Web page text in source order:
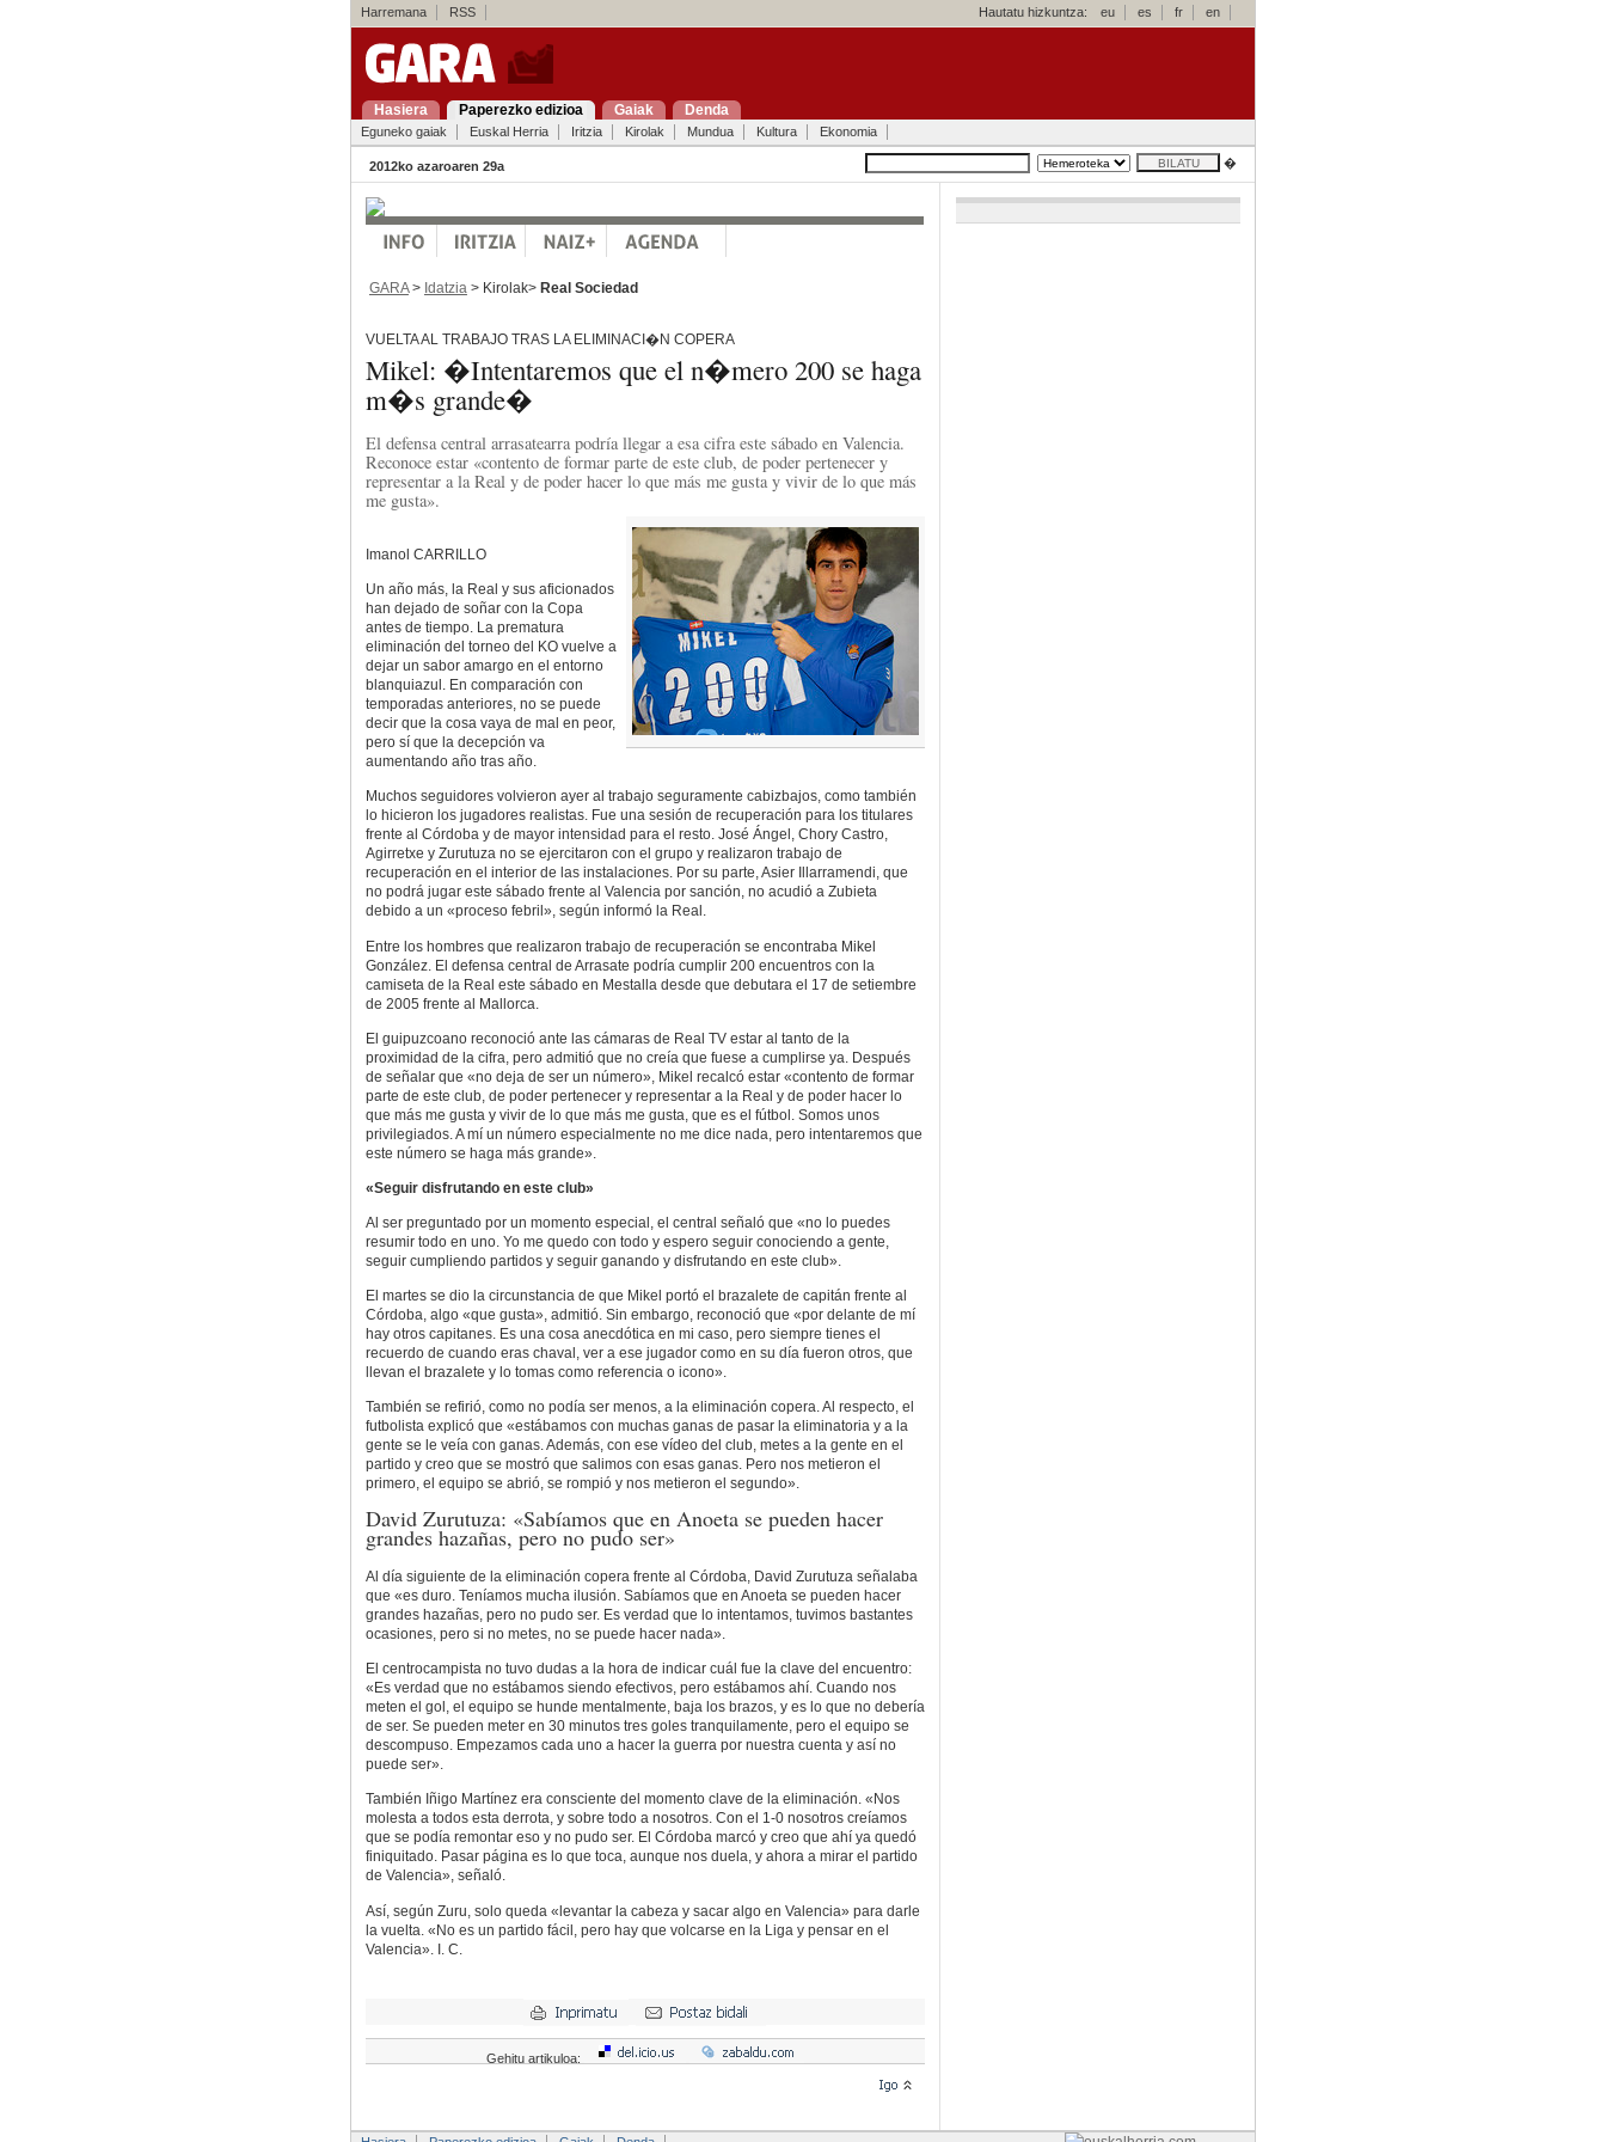
Harremana RSS Hautatu hizkuntza: eu es fr en
Hasiera Paperezko edizioa Gaiak Denda
Eguneko gaiak Euskal Herria Iritzia Kirolak Mundua Kultura Ekonomia
2012ko azaroaren 29a �
GARA> Idatzia > Kirolak> Real Sociedad
VUELTA AL TRABAJO TRAS LA ELIMINACI�N COPERA
Mikel: �Intentaremos que el n�mero 200 se haga
m�s grande�
El defensa central arrasatearra podría llegar a esa cifra este sábado en Valencia.
Reconoce estar «contento de formar parte de este club, de poder pertenecer y
representar a la Real y de poder hacer lo que más me gusta y vivir de lo que más
me gusta».
Imanol CARRILLO
Un año más, la Real y sus aficionados
han dejado de soñar con la Copa
antes de tiempo. La prematura
eliminación del torneo del KO vuelve a
dejar un sabor amargo en el entorno
blanquiazul. En comparación con
temporadas anteriores, no se puede
decir que la cosa vaya de mal en peor,
pero sí que la decepción va
aumentando año tras año.
Muchos seguidores volvieron ayer al trabajo seguramente cabizbajos, como también
lo hicieron los jugadores realistas. Fue una sesión de recuperación para los titulares
frente al Córdoba y de mayor intensidad para el resto. José Ángel, Chory Castro,
Agirretxe y Zurutuza no se ejercitaron con el grupo y realizaron trabajo de
recuperación en el interior de las instalaciones. Por su parte, Asier Illarramendi, que
no podrá jugar este sábado frente al Valencia por sanción, no acudió a Zubieta
debido a un «proceso febril», según informó la Real.
Entre los hombres que realizaron trabajo de recuperación se encontraba Mikel
González. El defensa central de Arrasate podría cumplir 200 encuentros con la
camiseta de la Real este sábado en Mestalla desde que debutara el 17 de setiembre
de 2005 frente al Mallorca.
El guipuzcoano reconoció ante las cámaras de Real TV estar al tanto de la
proximidad de la cifra, pero admitió que no creía que fuese a cumplirse ya. Después
de señalar que «no deja de ser un número», Mikel recalcó estar «contento de formar
parte de este club, de poder pertenecer y representar a la Real y de poder hacer lo
que más me gusta y vivir de lo que más me gusta, que es el fútbol. Somos unos
privilegiados. A mí un número especialmente no me dice nada, pero intentaremos que
este número se haga más grande».
«Seguir disfrutando en este club»
Al ser preguntado por un momento especial, el central señaló que «no lo puedes
resumir todo en uno. Yo me quedo con todo y espero seguir conociendo a gente,
seguir cumpliendo partidos y seguir ganando y disfrutando en este club».
El martes se dio la circunstancia de que Mikel portó el brazalete de capitán frente al
Córdoba, algo «que gusta», admitió. Sin embargo, reconoció que «por delante de mí
hay otros capitanes. Es una cosa anecdótica en mi caso, pero siempre tienes el
recuerdo de cuando eras chaval, ver a ese jugador como en su día fueron otros, que
llevan el brazalete y lo tomas como referencia o icono».
También se refirió, como no podía ser menos, a la eliminación copera. Al respecto, el
futbolista explicó que «estábamos con muchas ganas de pasar la eliminatoria y a la
gente se le veía con ganas. Además, con ese vídeo del club, metes a la gente en el
partido y creo que se mostró que salimos con esas ganas. Pero nos metieron el
primero, el equipo se abrió, se rompió y nos metieron el segundo».
David Zurutuza: «Sabíamos que en Anoeta se pueden hacer
grandes hazañas, pero no pudo ser»
Al día siguiente de la eliminación copera frente al Córdoba, David Zurutuza señalaba
que «es duro. Teníamos mucha ilusión. Sabíamos que en Anoeta se pueden hacer
grandes hazañas, pero no pudo ser. Es verdad que lo intentamos, tuvimos bastantes
ocasiones, pero si no metes, no se puede hacer nada».
El centrocampista no tuvo dudas a la hora de indicar cuál fue la clave del encuentro:
«Es verdad que no estábamos siendo efectivos, pero estábamos ahí. Cuando nos
meten el gol, el equipo se hunde mentalmente, baja los brazos, y es lo que no debería
de ser. Se pueden meter en 30 minutos tres goles tranquilamente, pero el equipo se
descompuso. Empezamos cada uno a hacer la guerra por nuestra cuenta y así no
puede ser».
También Iñigo Martínez era consciente del momento clave de la eliminación. «Nos
molesta a todos esta derrota, y sobre todo a nosotros. Con el 1-0 nosotros creíamos
que se podía remontar eso y no pudo ser. El Córdoba marcó y creo que ahí ya quedó
finiquitado. Pasar página es lo que toca, aunque nos duela, y ahora a mirar el partido
de Valencia», señaló.
Así, según Zuru, solo queda «levantar la cabeza y sacar algo en Valencia» para darle
la vuelta. «No es un partido fácil, pero hay que volcarse en la Liga y pensar en el
Valencia». I. C.
Gehitu artikuloa: